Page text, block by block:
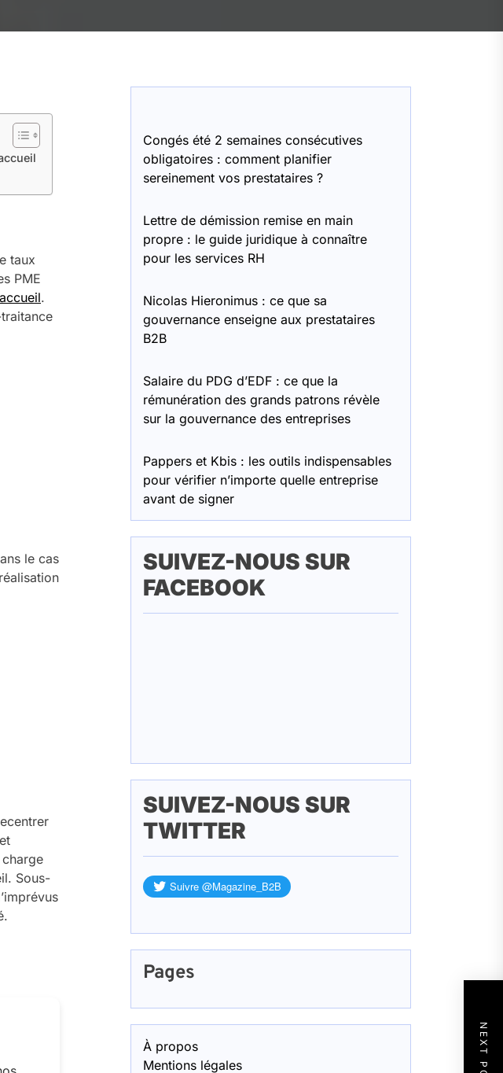
taux
PME
.
le cas
Sous-
Congés été 2 semaines consécutives
obligatoires : comment planifier
sereinement vos prestataires ?
Lettre de démission remise en main
propre : le guide juridique à connaître
pour les services RH
Nicolas Hieronimus : ce que sa
gouvernance enseigne aux prestataires
B2B
Salaire du PDG d’EDF : ce que la
rémunération des grands patrons révèle
sur la gouvernance des entreprises
Pappers et Kbis : les outils indispensables
pour vérifier n’importe quelle entreprise
avant de signer
SUIVEZ-NOUS SUR
FACEBOOK
SUIVEZ-NOUS SUR
TWITTER
Pages
À propos
Mentions légales